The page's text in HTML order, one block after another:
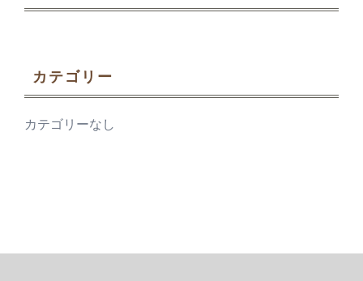
カテゴリー
カテゴリーなし